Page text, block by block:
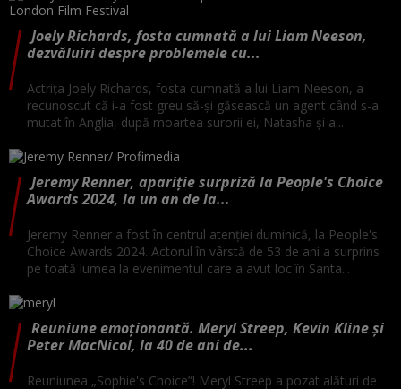
Joely Richards, fosta cumnată a lui Liam Neeson,
dezvăluiri despre problemele cu...
Actrița Joely Richards, fosta cumnată a lui Liam Neeson, a
recunoscut că i-a fost greu să-și găsească un agent când s-a
mutat în Anglia, după moartea surorii ei, Natasha și a...
Jeremy Renner, apariție surpriză la People's Choice
Awards 2024, la un an de la...
Jeremy Renner a fost în centrul atenției duminică, la People's
Choice Awards 2024. Actorul în vârstă de 53 de ani a surprins
pe toată lumea la evenimentul care a avut loc în Santa...
Reuniune emoționantă. Meryl Streep, Kevin Kline și
Peter MacNicol, la 40 de ani de...
Reuniunea „Sophie's Choice”! Meryl Streep a pozat alături de